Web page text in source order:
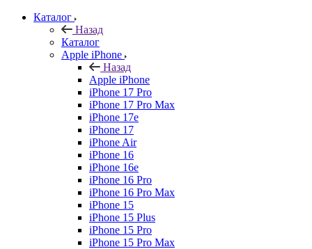
Каталог
Назад
Каталог
Apple iPhone
Назад
Apple iPhone
iPhone 17 Pro
iPhone 17 Pro Max
iPhone 17e
iPhone 17
iPhone Air
iPhone 16
iPhone 16e
iPhone 16 Pro
iPhone 16 Pro Max
iPhone 15
iPhone 15 Plus
iPhone 15 Pro
iPhone 15 Pro Max